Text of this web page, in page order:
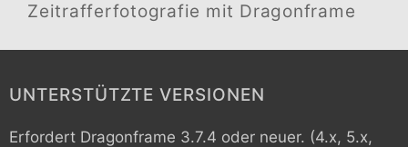
Zeitrafferfotografie mit Dragonframe
UNTERSTÜTZTE VERSIONEN
Erfordert Dragonframe 3.7.4 oder neuer. (4.x, 5.x,